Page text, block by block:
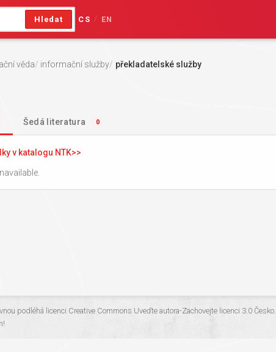
Hledat CS / EN
věda informační služby překladatelské služby
Šedá literatura 0
v katalogu NTK
podléhá licenci Creative Commons Uveďte autora-Zachovejte licenci 3.0 Česko.